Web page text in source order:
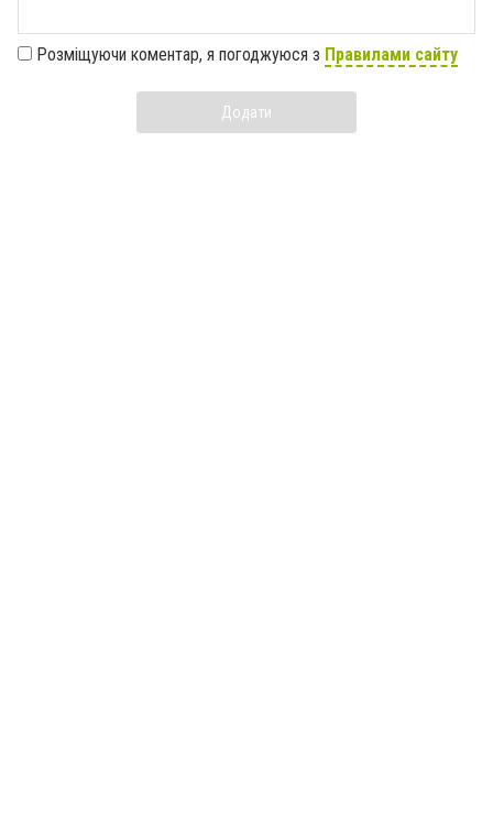
Розміщуючи коментар, я погоджуюся з Правилами сайту
Додати